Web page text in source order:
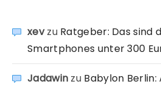
xevzu Ratgeber: Das sind
Smartphones unter 300
Jadawin zu Babylon Berlin: